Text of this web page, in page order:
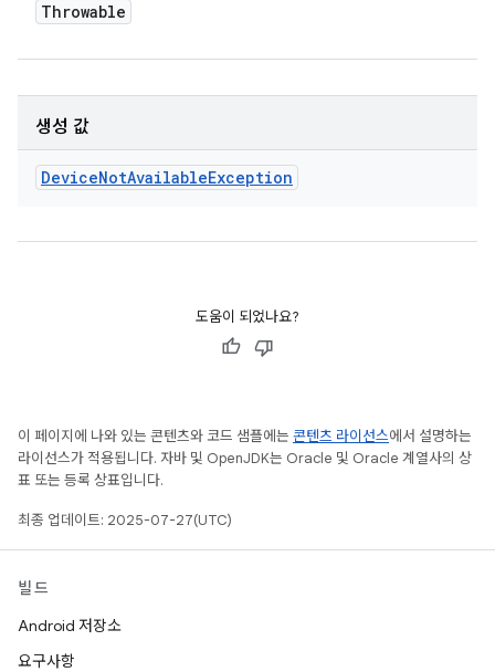
Throwable
생성 값
DeviceNotAvailableException
도움이 되었나요?
이 페이지에 나와 있는 콘텐츠와 코드 샘플에는 콘텐츠 라이선스에서 설명하는
라이선스가 적용됩니다. 자바 및 OpenJDK는 Oracle 및 Oracle 계열사의 상
표 또는 등록 상표입니다.
최종 업데이트: 2025-07-27(UTC)
빌드
Android 저장소
요구사항